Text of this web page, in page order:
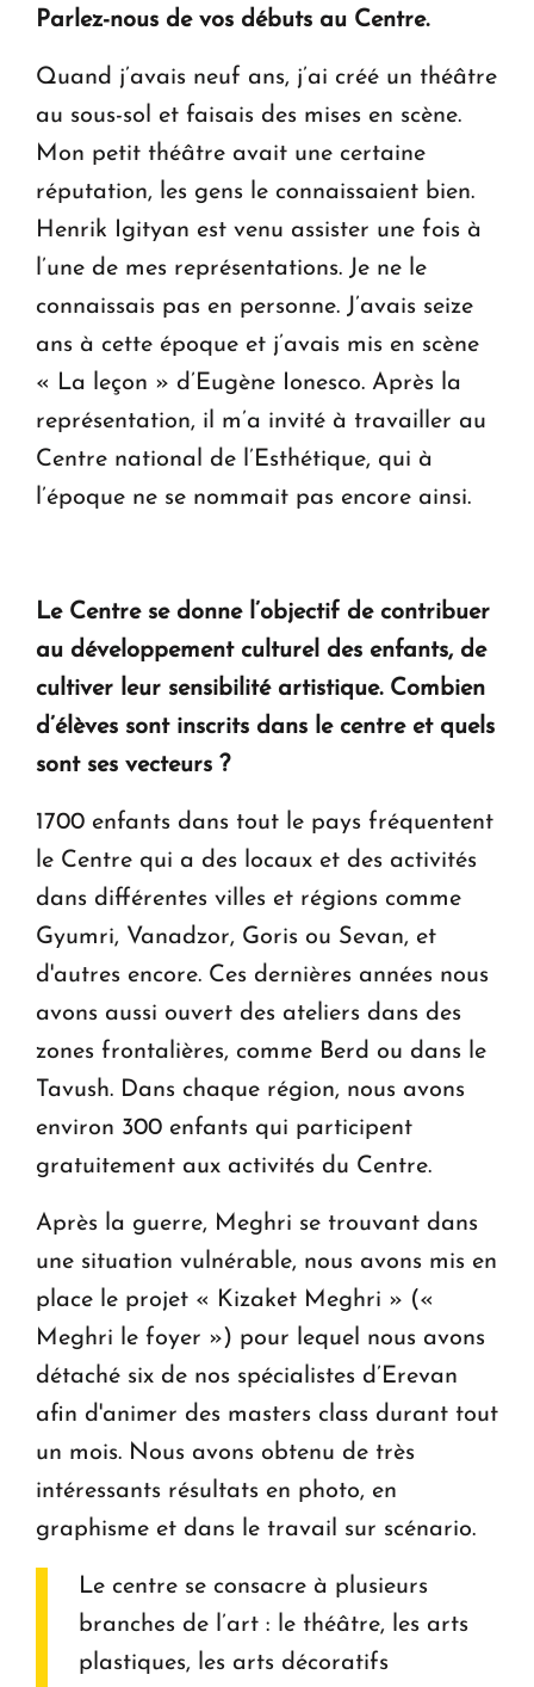
Parlez-nous de vos débuts au Centre.
Quand j’avais neuf ans, j’ai créé un théâtre
au sous-sol et faisais des mises en scène.
Mon petit théâtre avait une certaine
réputation, les gens le connaissaient bien.
Henrik Igityan est venu assister une fois à
l’une de mes représentations. Je ne le
connaissais pas en personne. J’avais seize
ans à cette époque et j’avais mis en scène
« La leçon » d’Eugène Ionesco. Après la
représentation, il m’a invité à travailler au
Centre national de l’Esthétique, qui à
l’époque ne se nommait pas encore ainsi.
Le Centre se donne l’objectif de contribuer
au développement culturel des enfants, de
cultiver leur sensibilité artistique. Combien
d’élèves sont inscrits dans le centre et quels
sont ses vecteurs ?
1700 enfants dans tout le pays fréquentent
le Centre qui a des locaux et des activités
dans différentes villes et régions comme
Gyumri, Vanadzor, Goris ou Sevan, et
d'autres encore. Ces dernières années nous
avons aussi ouvert des ateliers dans des
zones frontalières, comme Berd ou dans le
Tavush. Dans chaque région, nous avons
environ 300 enfants qui participent
gratuitement aux activités du Centre.
Après la guerre, Meghri se trouvant dans
une situation vulnérable, nous avons mis en
place le projet « Kizaket Meghri » («
Meghri le foyer ») pour lequel nous avons
détaché six de nos spécialistes d’Erevan
afin d'animer des masters class durant tout
un mois. Nous avons obtenu de très
intéressants résultats en photo, en
graphisme et dans le travail sur scénario.
Le centre se consacre à plusieurs
branches de l’art : le théâtre, les arts
plastiques, les arts décoratifs